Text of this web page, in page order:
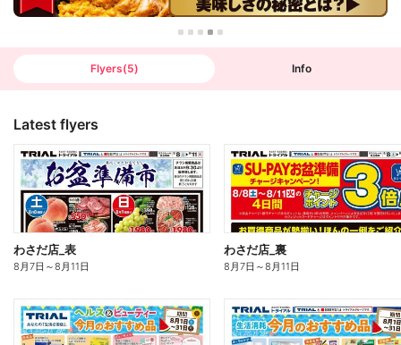
Flyers(5) Info
Latest flyers
わさだ店_表
8月7日 ～8月11日
わさだ店_裏
8月7日 ～8月11日